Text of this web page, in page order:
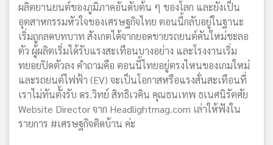
ผลิตยานยนต์ของภูมิภาคอันดับต้น ๆ ของโลก และยังเป็น
อุตสาหกรรมหัวใจของเศรษฐกิจไทย ตอนนี้กลับอยู่ในฐานะ
เริ่มถูกลดบทบาท สังเกตได้จากยอดขายรถยนต์คันใหม่ชะลอ
ตัว ผู้ผลิตเริ่มได้รับแรงสะเทือนบางอย่าง และโรงงานเริ่ม
ทยอยปิดตัวลง คำถามคือ ตอนนี้ไทยอยู่ตรงไหนของเกมใหม่
และรถยนต์ไฟฟ้า (EV) จะเป็นโอกาสหรือแรงสั่นสะเทือนที่
เราไม่ทันตั้งรับ ดร.วิทย์ สิทธิเวคิน คุณธนเทพ ธเนศนิรัตศัย
Website Director จาก Headlightmag.com เล่าให้ฟังใน
รายการ #เศรษฐกิจติดบ้าน ค่ะ